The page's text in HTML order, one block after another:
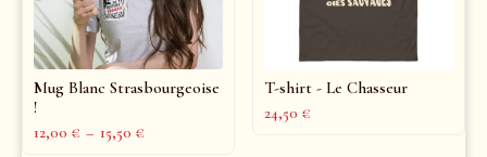
Mug Blanc Strasbourgeoise
!
12,00 € – 15,50 €
T-shirt - Le Chasseur
24,50 €